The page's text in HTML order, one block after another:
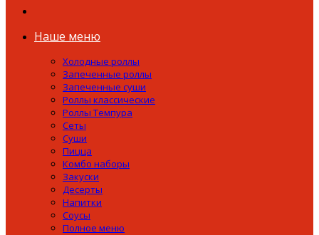
Наше меню
Холодные роллы
Запеченные роллы
Запеченные суши
Роллы классические
Роллы Темпура
Сеты
Суши
Пицца
Комбо наборы
Закуски
Десерты
Напитки
Соусы
Полное меню